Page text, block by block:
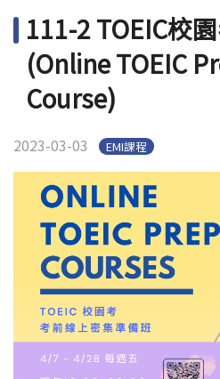
雙語中心(link is external)
醫學院(link is external)
111-2 TOEIC校
(Online TOEIC
Course)
2023-03-03 EMI課程